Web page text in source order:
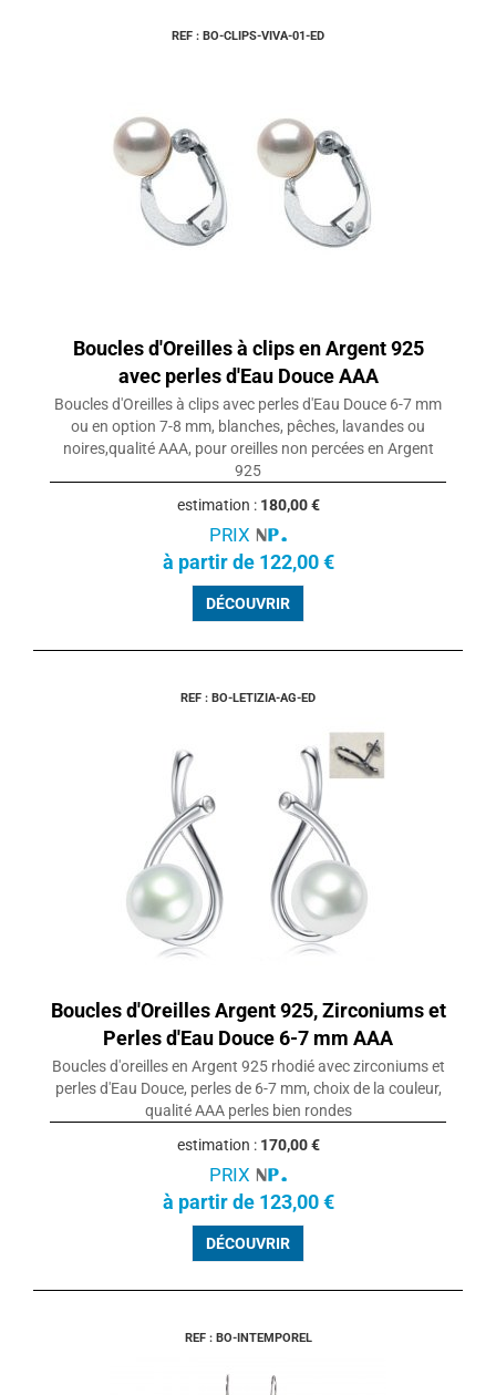
REF : BO-CLIPS-VIVA-01-ED
Boucles d'Oreilles à clips en Argent 925
avec perles d'Eau Douce AAA
Boucles d'Oreilles à clips avec perles d'Eau Douce 6-7 mm
ou en option 7-8 mm, blanches, pêches, lavandes ou
noires,qualité AAA, pour oreilles non percées en Argent
925
estimation : 180,00 €
PRIX
à partir de 122,00 €
DÉCOUVRIR
REF : BO-LETIZIA-AG-ED
Boucles d'Oreilles Argent 925, Zirconiums et
Perles d'Eau Douce 6-7 mm AAA
Boucles d'oreilles en Argent 925 rhodié avec zirconiums et
perles d'Eau Douce, perles de 6-7 mm, choix de la couleur,
qualité AAA perles bien rondes
estimation : 170,00 €
PRIX
à partir de 123,00 €
DÉCOUVRIR
REF : BO-INTEMPOREL